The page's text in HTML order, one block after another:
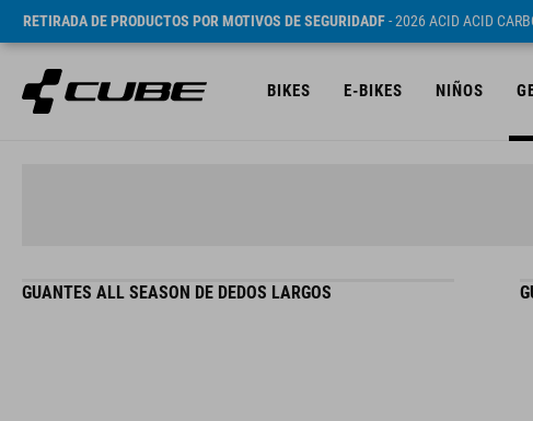
RETIRADA DE PRODUCTOS POR MOTIVOS DE SEGURIDADF- 2026 ACID ACID
BIKES E-BIKES NIÑOS
GUANTES ALL SEASON DE DEDOS LARGOS